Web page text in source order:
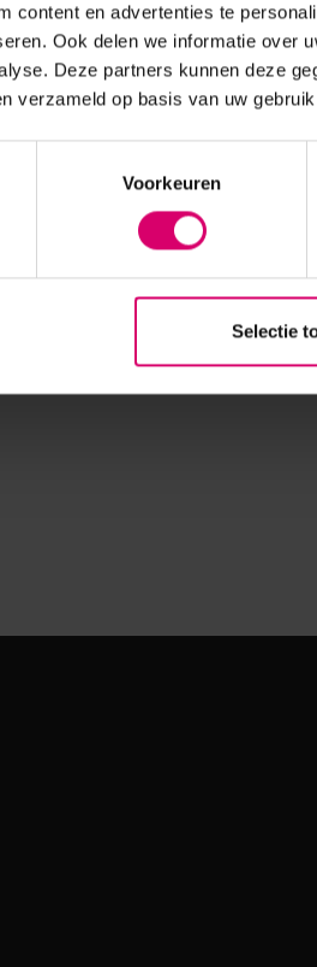
content en advertenties te
Ook delen we informatie over
Deze partners kunnen deze
verzameld op basis van uw
Voorkeuren
Selectie